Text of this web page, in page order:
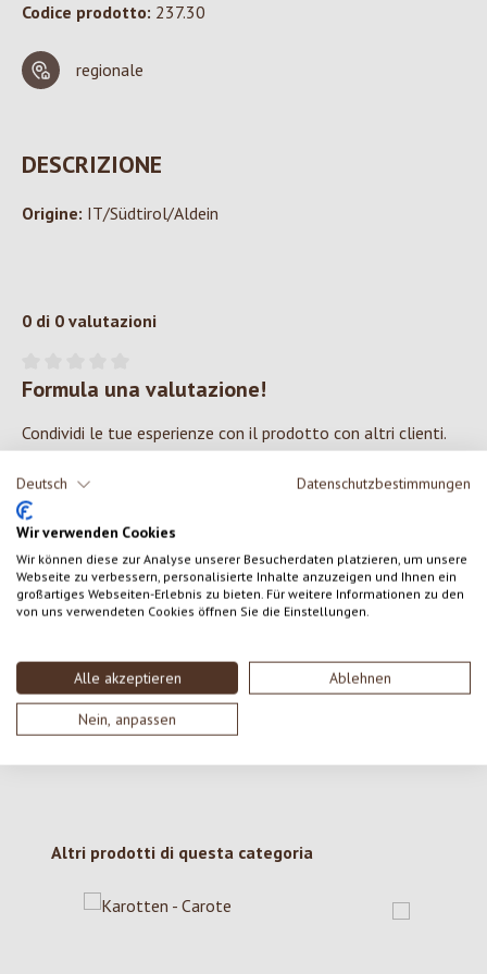
Deutsch Datenschutzbestimmungen
Wir verwenden Cookies
Wir können diese zur Analyse unserer Besucherdaten platzieren, um unsere
Webseite zu verbessern, personalisierte Inhalte anzuzeigen und Ihnen ein
großartiges Webseiten-Erlebnis zu bieten. Für weitere Informationen zu den
von uns verwendeten Cookies öffnen Sie die Einstellungen.
Alle akzeptieren Ablehnen
Nein, anpassen
Codice prodotto: 237.30
regionale
DESCRIZIONE
Origine: IT/Südtirol/Aldein
0 di 0 valutazioni
Valutazione media di 0 su 5 stelle
Formula una valutazione!
Condividi le tue esperienze con il prodotto con altri clienti.
SCRIVERE UNA RECENSIONE
Visualizza le valutazioni solo nella lingua corrente.
con gli altri.
Salta la galleria dei prodotti
Altri prodotti di questa categoria